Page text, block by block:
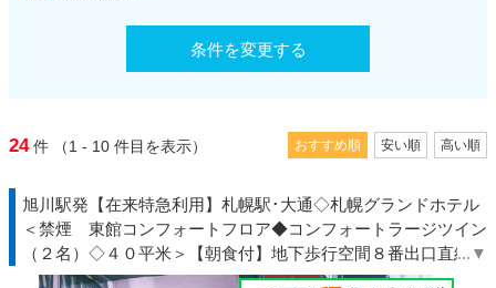
条件を変更する
24 件 （1 - 10 件目を表示） おすすめ順 安い順 高い順
旭川駅発【在来特急利用】札幌駅･大通◇札幌グランドホテル
＜禁煙 東館コンフォートフロア◆コンフォートラージツイン
（２名）◇４０平米＞【朝食付】地下歩行空間８番出口直結◆
北海道◇ＪＲきっぷ駅受取